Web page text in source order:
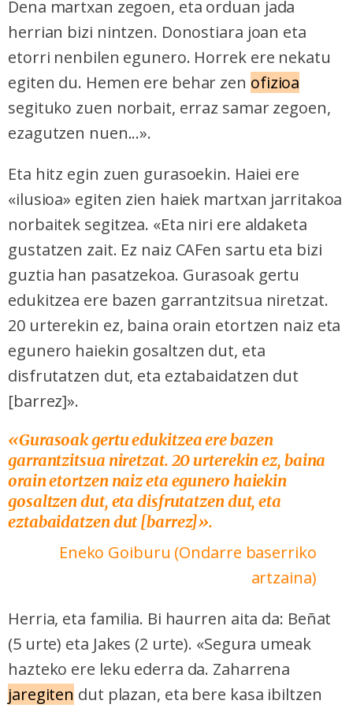
Dena martxan zegoen, eta orduan jada
herrian bizi nintzen. Donostiara joan eta
etorri nenbilen egunero. Horrek ere nekatu
egiten du. Hemen ere behar zen ofizioa
segituko zuen norbait, erraz samar zegoen,
ezagutzen nuen...».
Eta hitz egin zuen gurasoekin. Haiei ere
«ilusioa» egiten zien haiek martxan jarritakoa
norbaitek segitzea. «Eta niri ere aldaketa
gustatzen zait. Ez naiz CAFen sartu eta bizi
guztia han pasatzekoa. Gurasoak gertu
edukitzea ere bazen garrantzitsua niretzat.
20 urterekin ez, baina orain etortzen naiz eta
egunero haiekin gosaltzen dut, eta
disfrutatzen dut, eta eztabaidatzen dut
[barrez]».
«Gurasoak gertu edukitzea ere bazen
garrantzitsua niretzat. 20 urterekin ez, baina
orain etortzen naiz eta egunero haiekin
gosaltzen dut, eta disfrutatzen dut, eta
eztabaidatzen dut [barrez]».
Eneko Goiburu (Ondarre baserriko
artzaina)
Herria, eta familia. Bi haurren aita da: Beñat
(5 urte) eta Jakes (2 urte). «Segura umeak
hazteko ere leku ederra da. Zaharrena
jaregiten dut plazan, eta bere kasa ibiltzen